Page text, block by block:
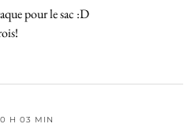
pour le sac :D
H 03 MIN